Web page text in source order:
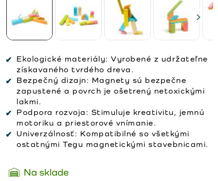
Ekologické materiály: Vyrobené z udržateľne
získavaného tvrdého dreva.
Bezpečný dizajn: Magnety sú bezpečne
zapustené a povrch je ošetrený netoxickými
lakmi.
Podpora rozvoja: Stimuluje kreativitu, jemnú
motoriku a priestorové vnímanie.
Univerzálnosť: Kompatibilné so všetkými
ostatnými Tegu magnetickými stavebnicami.
Na sklade